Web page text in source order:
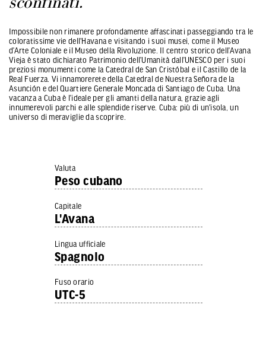
Impossibile non rimanere profondamente affascinati passeggiando tra le
coloratissime vie dell'Havana e visitando i suoi musei, come il Museo
d’Arte Coloniale e il Museo della Rivoluzione. Il centro storico dell’Avana
Vieja è stato dichiarato Patrimonio dell’Umanità dall’UNESCO per i suoi
preziosi monumenti come la Catedral de San Cristóbal e il Castillo de la
Real Fuerza. Vi innamorerete della Catedral de Nuestra Señora de la
Asunción e del Quartiere Generale Moncada di Santiago de Cuba. Una
vacanza a Cuba è l’ideale per gli amanti della natura, grazie agli
innumerevoli parchi e alle splendide riserve. Cuba: più di un'isola, un
universo di meraviglie da scoprire.
Valuta
Peso cubano
Capitale
L'Avana
Lingua ufficiale
Spagnolo
Fuso orario
UTC-5